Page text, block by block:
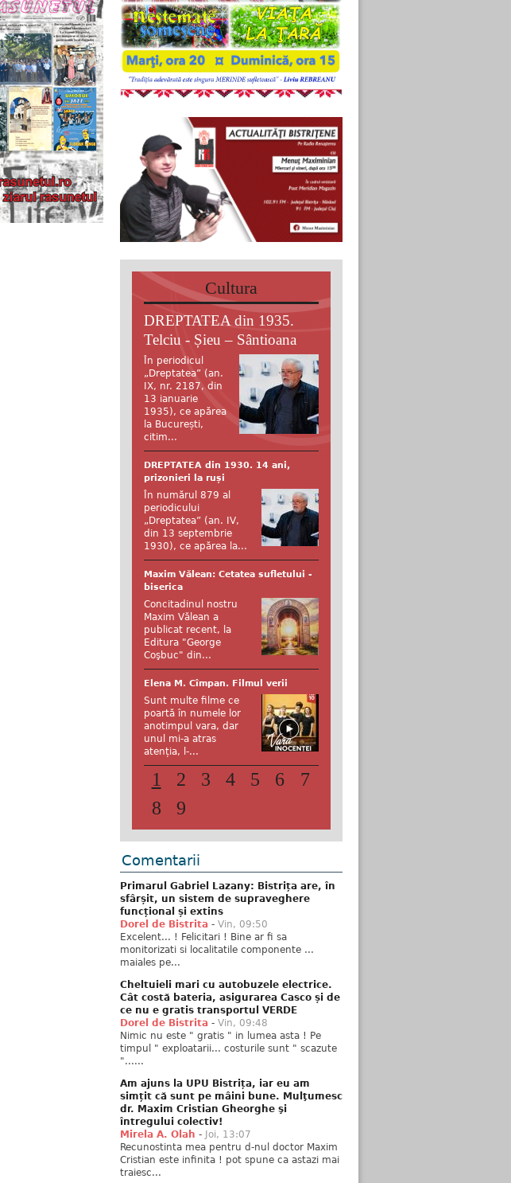
Cultura
DREPTATEA din 1935.
Telciu - Șieu – Sântioana
În periodicul
„Dreptatea” (an.
IX, nr. 2187, din
13 ianuarie
1935), ce apărea
la București,
citim...
DREPTATEA din 1930. 14 ani,
prizonieri la ruși
În numărul 879 al
periodicului
„Dreptatea” (an. IV,
din 13 septembrie
1930), ce apărea la...
Maxim Vălean: Cetatea sufletului -
biserica
Concitadinul nostru
Maxim Vălean a
publicat recent, la
Editura "George
Coşbuc" din...
Elena M. Cîmpan. Filmul verii
Sunt multe filme ce
poartă în numele lor
anotimpul vara, dar
unul mi-a atras
atenția, l-...
1 2 3 4 5 6
7
8
9
Comentarii
Primarul Gabriel Lazany: Bistrița are, în
sfârșit, un sistem de supraveghere
funcțional și extins
Dorel de Bistrita - Vin, 09:50
Excelent... ! Felicitari ! Bine ar fi sa
monitorizati si localitatile componente ...
maiales pe...
Cheltuieli mari cu autobuzele electrice.
Cât costă bateria, asigurarea Casco și de
ce nu e gratis transportul VERDE
Dorel de Bistrita - Vin, 09:48
Nimic nu este " gratis " in lumea asta ! Pe
timpul " exploatarii... costurile sunt " scazute
"......
Am ajuns la UPU Bistrița, iar eu am
simțit că sunt pe mâini bune. Mulţumesc
dr. Maxim Cristian Gheorghe şi
întregului colectiv!
Mirela A. Olah - Joi, 13:07
Recunostinta mea pentru d-nul doctor Maxim
Cristian este infinita ! pot spune ca astazi mai
traiesc...